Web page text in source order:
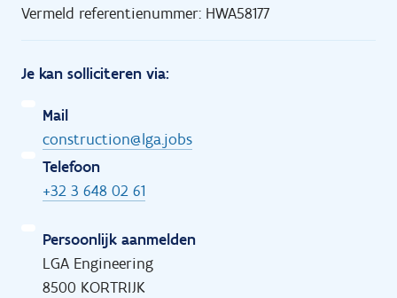
Vermeld referentienummer: HWA58177
Je kan solliciteren via:
Mail
construction@lga.jobs
Telefoon
+32 3 648 02 61
Persoonlijk aanmelden
LGA Engineering
8500 KORTRIJK